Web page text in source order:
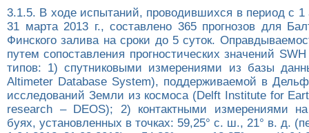
3.1.5. В ходе испытаний, проводившихся в период с 1
31 марта 2013 г., составлено 365 прогнозов для
Финского залива на сроки до 5 суток.
путем сопоставления прогностических значений
типов: 1) спутниковыми измерениями из базы
Altimeter Database System), поддерживаемой в
исследований Земли из космоса (Delft Institute for
research – DEOS); 2) контактными измерениями
буях, установленных в точках: 59,25° с. ш., 21° в. д.